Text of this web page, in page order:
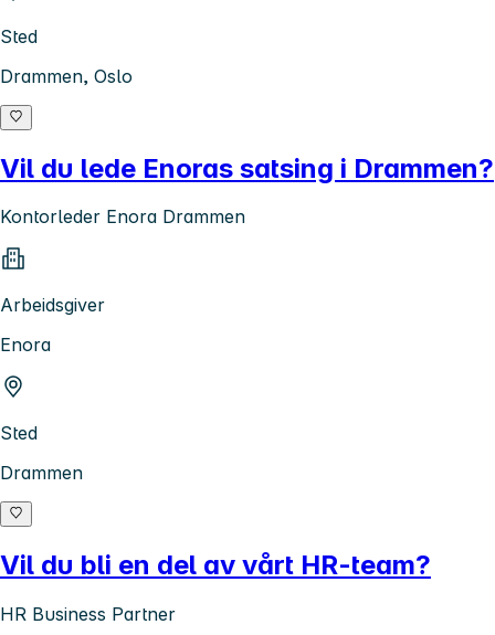
Sted
Drammen, Oslo
Vil du lede Enoras satsing i Drammen?
Kontorleder Enora Drammen
Arbeidsgiver
Enora
Sted
Drammen
Vil du bli en del av vårt HR-team?
HR Business Partner